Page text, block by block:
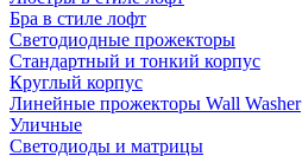
Бра в стиле лофт
Светодиодные прожекторы
Стандартный и тонкий корпус
Круглый корпус
Линейные прожекторы Wall Washer
Уличные
Светодиоды и матрицы